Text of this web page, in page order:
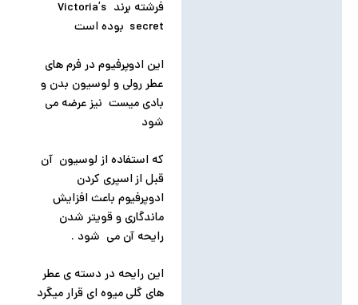
فرشته برند Victoria’s
secret بوده است
این ادوپرفیوم در فرم های
عطر رولی و لوسیون بدن و
بادی میست نیز عرضه می
شود
که استفاده از لوسیون آن
قبل از اسپری کردن
ادوپرفیوم باعث افزایش
ماندگاری و قویتر شدن
رایحه آن می شود .
این رایحه در دسته ی عطر
های گلی میوه ای قرار میگرد